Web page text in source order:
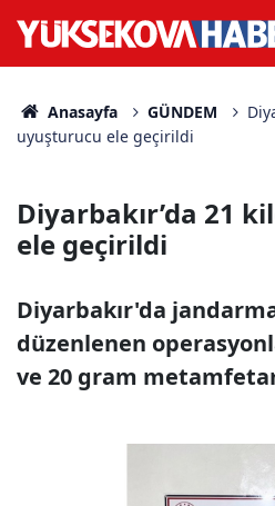
Anasayfa GÜNDEM
uyuşturucu ele geçirildi
Diyarbakır’da 21
ele geçirildi
Diyarbakır'da
düzenlenen
ve 20 gram